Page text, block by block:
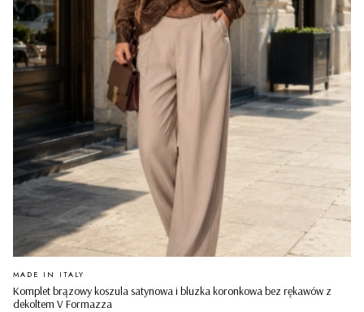
Komplet brązowy koszula satynowa i bluzka koronkowa bez rękawów z
dekoltem V Formazza
PRODUCENT
MADE IN ITALY